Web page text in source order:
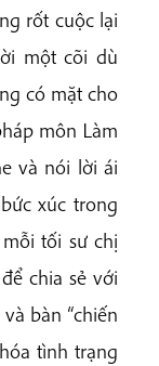
rốt cuộc lại
một cõi dù
có mặt cho
môn Làm
và nói lời ái
xúc trong
tối sư chị
chia sẻ với
bàn “chiến
tình trạng